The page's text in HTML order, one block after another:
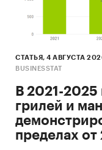
СТАТЬЯ, 4 АВГУСТА
BUSINESSTAT
В 2021-2025
грилей и
пределах